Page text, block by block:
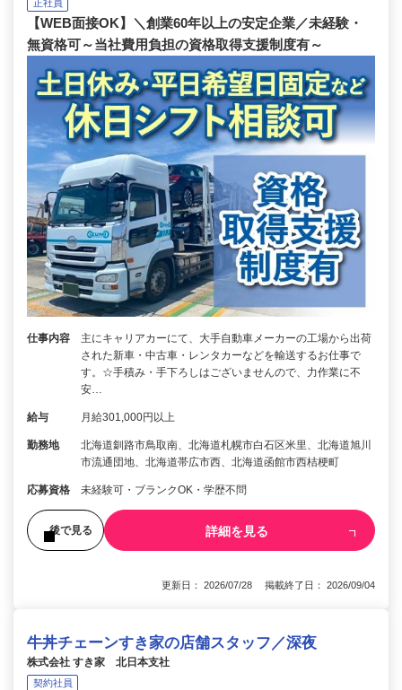
正社員
【WEB面接OK】＼創業60年以上の安定企業／未経験・
無資格可～当社費用負担の資格取得支援制度有～
仕事内容
主にキャリアカーにて、大手自動車メーカーの工場から出荷
された新車・中古車・レンタカーなどを輸送するお仕事で
す。☆手積み・手下ろしはございませんので、力作業に不
安…
給与 月給301,000円以上
勤務地
北海道釧路市鳥取南、北海道札幌市白石区米里、北海道旭川
市流通団地、北海道帯広市西、北海道函館市西桔梗町
応募資格 未経験可・ブランクOK・学歴不問
後で見る 詳細を見る
更新日： 2026/07/28 掲載終了日： 2026/09/04
牛丼チェーンすき家の店舗スタッフ／深夜
株式会社 すき家 北日本支社
契約社員